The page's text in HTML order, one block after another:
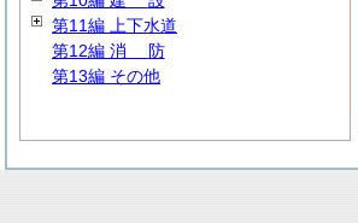
第11編 上下水道
第12編 消 防
第13編 その他